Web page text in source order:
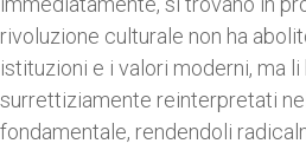
rivoluzione culturale non ha
istituzioni e i valori moderni, ma
surrettiziamente reinterpretati
fondamentale, rendendoli